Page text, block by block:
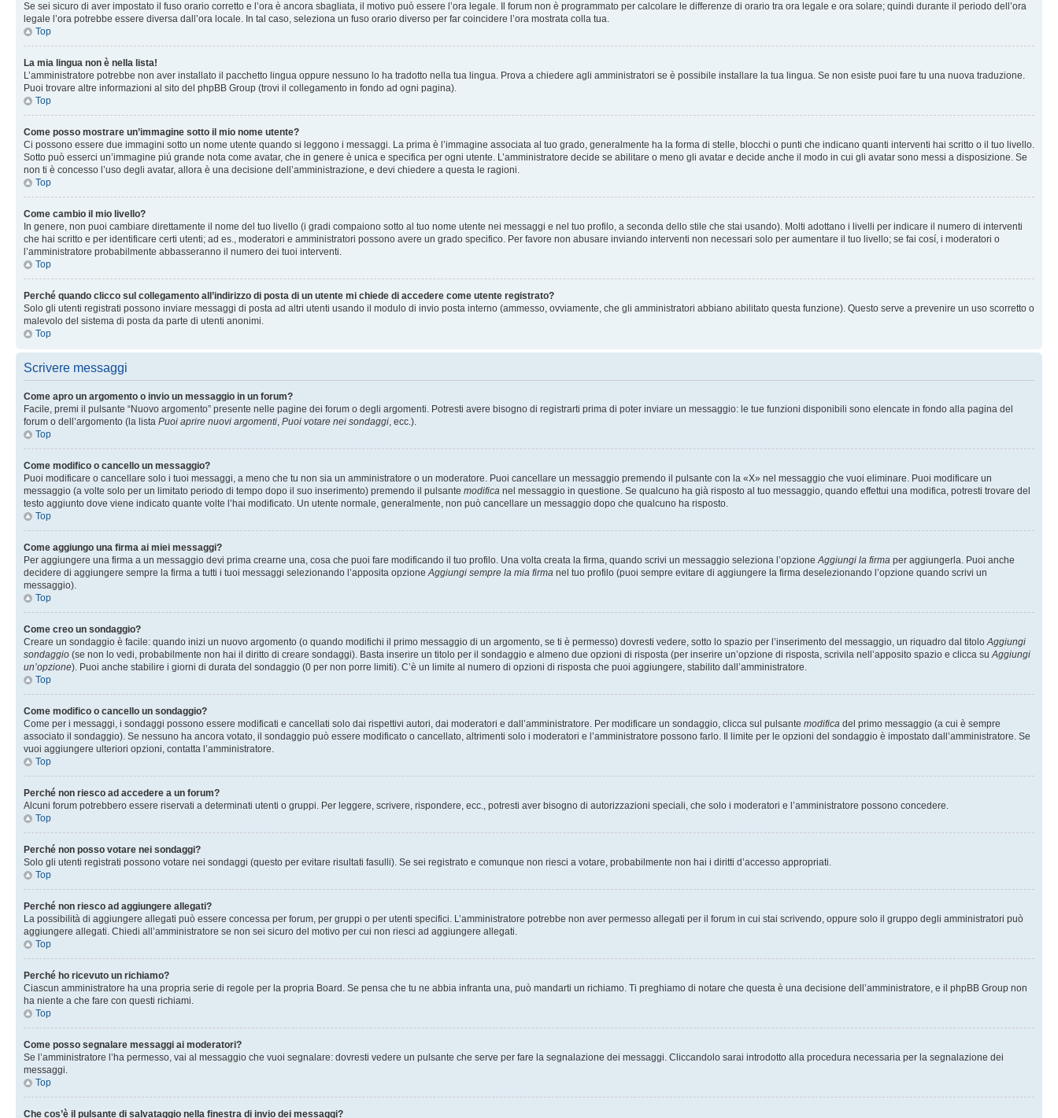
Se sei sicuro di aver impostato il fuso orario corretto e l’ora è ancora sbagliata, il motivo può essere l’ora legale. Il forum non è programmato per calcolare le differenze di orario tra ora legale e ora solare; quindi durante il periodo dell’ora
legale l’ora potrebbe essere diversa dall’ora locale. In tal caso, seleziona un fuso orario diverso per far coincidere l’ora mostrata colla tua.
Top
La mia lingua non è nella lista!
L’amministratore potrebbe non aver installato il pacchetto lingua oppure nessuno lo ha tradotto nella tua lingua. Prova a chiedere agli amministratori se è possibile installare la tua lingua. Se non esiste puoi fare tu una nuova traduzione.
Puoi trovare altre informazioni al sito del phpBB Group (trovi il collegamento in fondo ad ogni pagina).
Top
Come posso mostrare un’immagine sotto il mio nome utente?
Ci possono essere due immagini sotto un nome utente quando si leggono i messaggi. La prima è l’immagine associata al tuo grado, generalmente ha la forma di stelle, blocchi o punti che indicano quanti interventi hai scritto o il tuo livello.
Sotto può esserci un’immagine piú grande nota come avatar, che in genere è unica e specifica per ogni utente. L’amministratore decide se abilitare o meno gli avatar e decide anche il modo in cui gli avatar sono messi a disposizione. Se
non ti è concesso l’uso degli avatar, allora è una decisione dell’amministrazione, e devi chiedere a questa le ragioni.
Top
Come cambio il mio livello?
In genere, non puoi cambiare direttamente il nome del tuo livello (i gradi compaiono sotto al tuo nome utente nei messaggi e nel tuo profilo, a seconda dello stile che stai usando). Molti adottano i livelli per indicare il numero di interventi
che hai scritto e per identificare certi utenti; ad es., moderatori e amministratori possono avere un grado specifico. Per favore non abusare inviando interventi non necessari solo per aumentare il tuo livello; se fai cosí, i moderatori o
l’amministratore probabilmente abbasseranno il numero dei tuoi interventi.
Top
Perché quando clicco sul collegamento all’indirizzo di posta di un utente mi chiede di accedere come utente registrato?
Solo gli utenti registrati possono inviare messaggi di posta ad altri utenti usando il modulo di invio posta interno (ammesso, ovviamente, che gli amministratori abbiano abilitato questa funzione). Questo serve a prevenire un uso scorretto o
malevolo del sistema di posta da parte di utenti anonimi.
Top
Scrivere messaggi
Come apro un argomento o invio un messaggio in un forum?
Facile, premi il pulsante “Nuovo argomento” presente nelle pagine dei forum o degli argomenti. Potresti avere bisogno di registrarti prima di poter inviare un messaggio: le tue funzioni disponibili sono elencate in fondo alla pagina del
forum o dell’argomento (la lista Puoi aprire nuovi argomenti, Puoi votare nei sondaggi, ecc.).
Top
Come modifico o cancello un messaggio?
Puoi modificare o cancellare solo i tuoi messaggi, a meno che tu non sia un amministratore o un moderatore. Puoi cancellare un messaggio premendo il pulsante con la «X» nel messaggio che vuoi eliminare. Puoi modificare un
messaggio (a volte solo per un limitato periodo di tempo dopo il suo inserimento) premendo il pulsante modifica nel messaggio in questione. Se qualcuno ha già risposto al tuo messaggio, quando effettui una modifica, potresti trovare del
testo aggiunto dove viene indicato quante volte l’hai modificato. Un utente normale, generalmente, non può cancellare un messaggio dopo che qualcuno ha risposto.
Top
Come aggiungo una firma ai miei messaggi?
Per aggiungere una firma a un messaggio devi prima crearne una, cosa che puoi fare modificando il tuo profilo. Una volta creata la firma, quando scrivi un messaggio seleziona l’opzioneAggiungi la firma per aggiungerla. Puoi anche
decidere di aggiungere sempre la firma a tutti i tuoi messaggi selezionando l’apposita opzioneAggiungi sempre la mia firma nel tuo profilo (puoi sempre evitare di aggiungere la firma deselezionando l’opzione quando scrivi un
messaggio).
Top
Come creo un sondaggio?
Creare un sondaggio è facile: quando inizi un nuovo argomento (o quando modifichi il primo messaggio di un argomento, se ti è permesso) dovresti vedere, sotto lo spazio per l’inserimento del messaggio, un riquadro dal titoloAggiungi
sondaggio (se non lo vedi, probabilmente non hai il diritto di creare sondaggi). Basta inserire un titolo per il sondaggio e almeno due opzioni di risposta (per inserire un’opzione di risposta, scrivila nell’apposito spazio e clicca suAggiungi
un’opzione). Puoi anche stabilire i giorni di durata del sondaggio (0 per non porre limiti). C’è un limite al numero di opzioni di risposta che puoi aggiungere, stabilito dall’amministratore.
Top
Come modifico o cancello un sondaggio?
Come per i messaggi, i sondaggi possono essere modificati e cancellati solo dai rispettivi autori, dai moderatori e dall’amministratore. Per modificare un sondaggio, clicca sul pulsante modifica del primo messaggio (a cui è sempre
associato il sondaggio). Se nessuno ha ancora votato, il sondaggio può essere modificato o cancellato, altrimenti solo i moderatori e l’amministratore possono farlo. Il limite per le opzioni del sondaggio è impostato dall’amministratore. Se
vuoi aggiungere ulteriori opzioni, contatta l’amministratore.
Top
Perché non riesco ad accedere a un forum?
Alcuni forum potrebbero essere riservati a determinati utenti o gruppi. Per leggere, scrivere, rispondere, ecc., potresti aver bisogno di autorizzazioni speciali, che solo i moderatori e l’amministratore possono concedere.
Top
Perché non posso votare nei sondaggi?
Solo gli utenti registrati possono votare nei sondaggi (questo per evitare risultati fasulli). Se sei registrato e comunque non riesci a votare, probabilmente non hai i diritti d’accesso appropriati.
Top
Perché non riesco ad aggiungere allegati?
La possibilità di aggiungere allegati può essere concessa per forum, per gruppi o per utenti specifici. L’amministratore potrebbe non aver permesso allegati per il forum in cui stai scrivendo, oppure solo il gruppo degli amministratori può
aggiungere allegati. Chiedi all’amministratore se non sei sicuro del motivo per cui non riesci ad aggiungere allegati.
Top
Perché ho ricevuto un richiamo?
Ciascun amministratore ha una propria serie di regole per la propria Board. Se pensa che tu ne abbia infranta una, può mandarti un richiamo. Ti preghiamo di notare che questa è una decisione dell’amministratore, e il phpBB Group non
ha niente a che fare con questi richiami.
Top
Come posso segnalare messaggi ai moderatori?
Se l’amministratore l’ha permesso, vai al messaggio che vuoi segnalare: dovresti vedere un pulsante che serve per fare la segnalazione dei messaggi. Cliccandolo sarai introdotto alla procedura necessaria per la segnalazione dei
messaggi.
Top
Che cos’è il pulsante di salvataggio nella finestra di invio dei messaggi?